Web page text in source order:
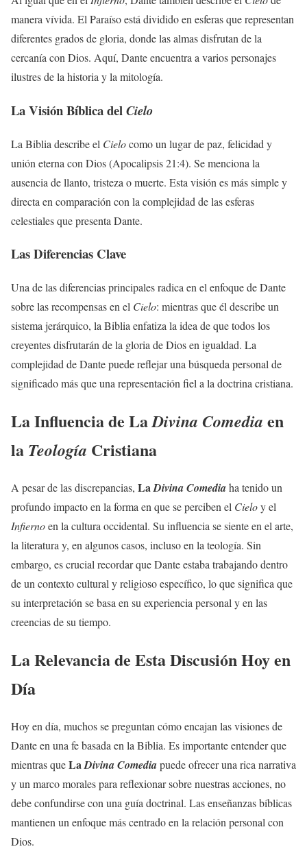
manera vívida. El Paraíso está dividido en esferas que representan
diferentes grados de gloria, donde las almas disfrutan de la
cercanía con Dios. Aquí, Dante encuentra a varios personajes
ilustres de la historia y la mitología.
La Visión Bíblica delCielo
La Biblia describe el Cielocomo un lugar de paz, felicidad y
unión eterna con Dios (Apocalipsis 21:4). Se menciona la
ausencia de llanto, tristeza o muerte. Esta visión es más simple y
directa en comparación con la complejidad de las esferas
celestiales que presenta Dante.
Las Diferencias Clave
Una de las diferencias principales radica en el enfoque de Dante
sobre las recompensas en el Cielo: mientras que él describe un
sistema jerárquico, la Biblia enfatiza la idea de que todos los
creyentes disfrutarán de la gloria de Dios en igualdad. La
complejidad de Dante puede reflejar una búsqueda personal de
significado más que una representación fiel a la doctrina cristiana.
La Influencia de LaDivina Comedia en
la Teología Cristiana
A pesar de las discrepancias, LaDivina Comediaha tenido un
profundo impacto en la forma en que se perciben el Cieloy el
Infiernoen la cultura occidental. Su influencia se siente en el arte,
la literatura y, en algunos casos, incluso en la teología. Sin
embargo, es crucial recordar que Dante estaba trabajando dentro
de un contexto cultural y religioso específico, lo que significa que
su interpretación se basa en su experiencia personal y en las
creencias de su tiempo.
La Relevancia de Esta Discusión Hoy en
Día
Hoy en día, muchos se preguntan cómo encajan las visiones de
Dante en una fe basada en la Biblia. Es importante entender que
mientras queLaDivina Comediapuede ofrecer una rica narrativa
y un marco morales para reflexionar sobre nuestras acciones, no
debe confundirse con una guía doctrinal. Las enseñanzas bíblicas
mantienen un enfoque más centrado en la relación personal con
Dios.